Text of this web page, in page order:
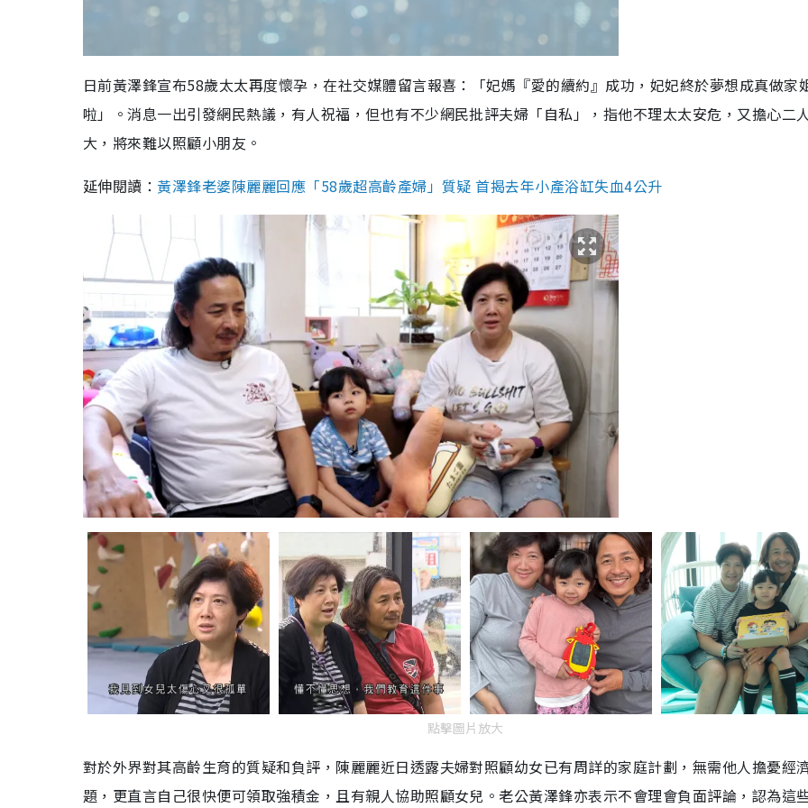
日前黃澤鋒宣布58歲太太再度懷孕，在社交媒體留言報喜：「妃媽『愛的續約』成功，妃妃終於夢想成真做家
啦」。消息一出引發網民熱議，有人祝福，但也有不少網民批評夫婦「自私」，指他不理太太安危，又擔心二
大，將來難以照顧小朋友。
延伸閱讀：黃澤鋒老婆陳麗麗回應「58歲超高齡產婦」質疑 首揭去年小產浴缸失血4公升
點擊圖片放大
對於外界對其高齡生育的質疑和負評，陳麗麗近日透露夫婦對照顧幼女已有周詳的家庭計劃，無需他人擔憂經
題，更直言自己很快便可領取強積金，且有親人協助照顧女兒。老公黃澤鋒亦表示不會理會負面評論，認為這